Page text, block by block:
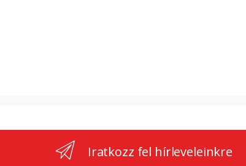
Iratkozz fel hírleveleinkre